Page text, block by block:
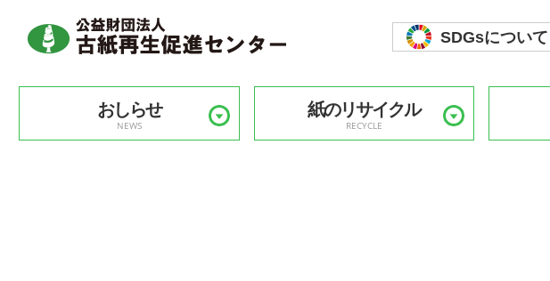
SDGsについて
おしらせ
NEWS
紙のリサイクル
RECYCLE